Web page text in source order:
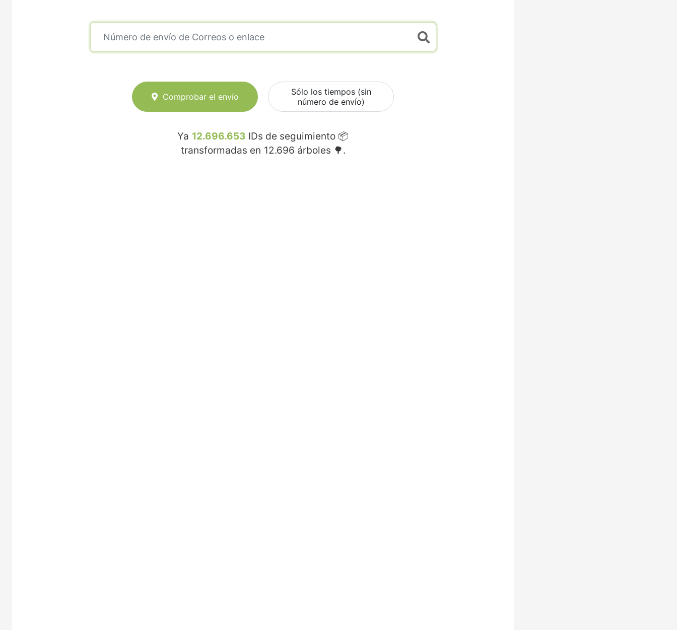
Comprobar el envío
Sólo los tiempos (sin
número de envío)
Ya 12.696.653 IDs de seguimiento 📦
transformadas en 12.696 árboles 🌳.